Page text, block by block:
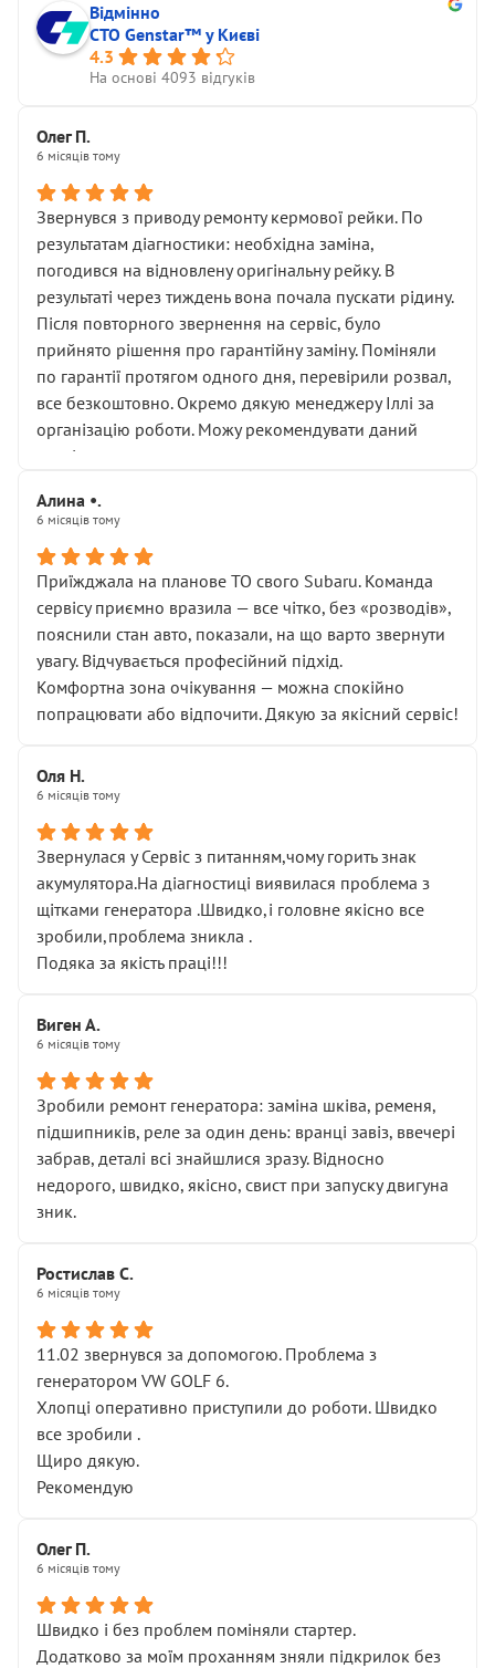
Відмінно
СТО Genstar™ у Києві
4.3
На основі 4093 відгуків
Олег П.
6 місяців тому
Звернувся з приводу ремонту кермової рейки. По
результатам діагностики: необхідна заміна,
погодився на відновлену оригінальну рейку. В
результаті через тиждень вона почала пускати рідину.
Після повторного звернення на сервіс, було
прийнято рішення про гарантійну заміну. Поміняли
по гарантії протягом одного дня, перевірили розвал,
все безкоштовно. Окремо дякую менеджеру Іллі за
організацію роботи. Можу рекомендувати даний
сервіс.
Алина •.
6 місяців тому
Приїжджала на планове ТО свого Subaru. Команда
сервісу приємно вразила — все чітко, без «розводів»,
пояснили стан авто, показали, на що варто звернути
увагу. Відчувається професійний підхід.
Комфортна зона очікування — можна спокійно
попрацювати або відпочити. Дякую за якісний сервіс!
Оля Н.
6 місяців тому
Звернулася у Сервіс з питанням,чому горить знак
акумулятора.На діагностиці виявилася проблема з
щітками генератора .Швидко,і головне якісно все
зробили,проблема зникла .
Подяка за якість праці!!!
Виген А.
6 місяців тому
Зробили ремонт генератора: заміна шківа, ременя,
підшипників, реле за один день: вранці завіз, ввечері
забрав, деталі всі знайшлися зразу. Відносно
недорого, швидко, якісно, свист при запуску двигуна
зник.
Ростислав С.
6 місяців тому
11.02 звернувся за допомогою. Проблема з
генератором VW GOLF 6.
Хлопці оперативно приступили до роботи. Швидко
все зробили .
Щиро дякую.
Рекомендую
Олег П.
6 місяців тому
Швидко і без проблем поміняли стартер.
Додатково за моїм проханням зняли підкрилок без